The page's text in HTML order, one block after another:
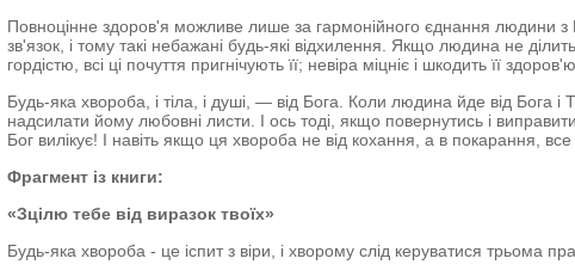
Повноцінне здоров'я можливе лише за гармонійного єднання людини
зв'язок, і тому такі небажані будь-які відхилення. Якщо людина не
гордістю, всі ці почуття пригнічують її; невіра міцніє і шкодить її здоров'ю.
Будь-яка хвороба, і тіла, і душі, — від Бога. Коли людина йде від Бога
надсилати йому любовні листи. І ось тоді, якщо повернутись і
Бог вилікує! І навіть якщо ця хвороба не від кохання, а в покарання,
Фрагмент із книги:
«Зцілю тебе від виразок твоїх»
Будь-яка хвороба - це іспит з віри, і хворому слід керуватися трьома